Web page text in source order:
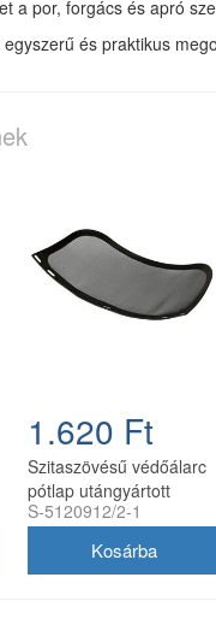
a por, forgács és apró
és praktikus
1.620 Ft
Szitaszövésű védőálarc
pótlap utángyártott
S-5120912/2-1